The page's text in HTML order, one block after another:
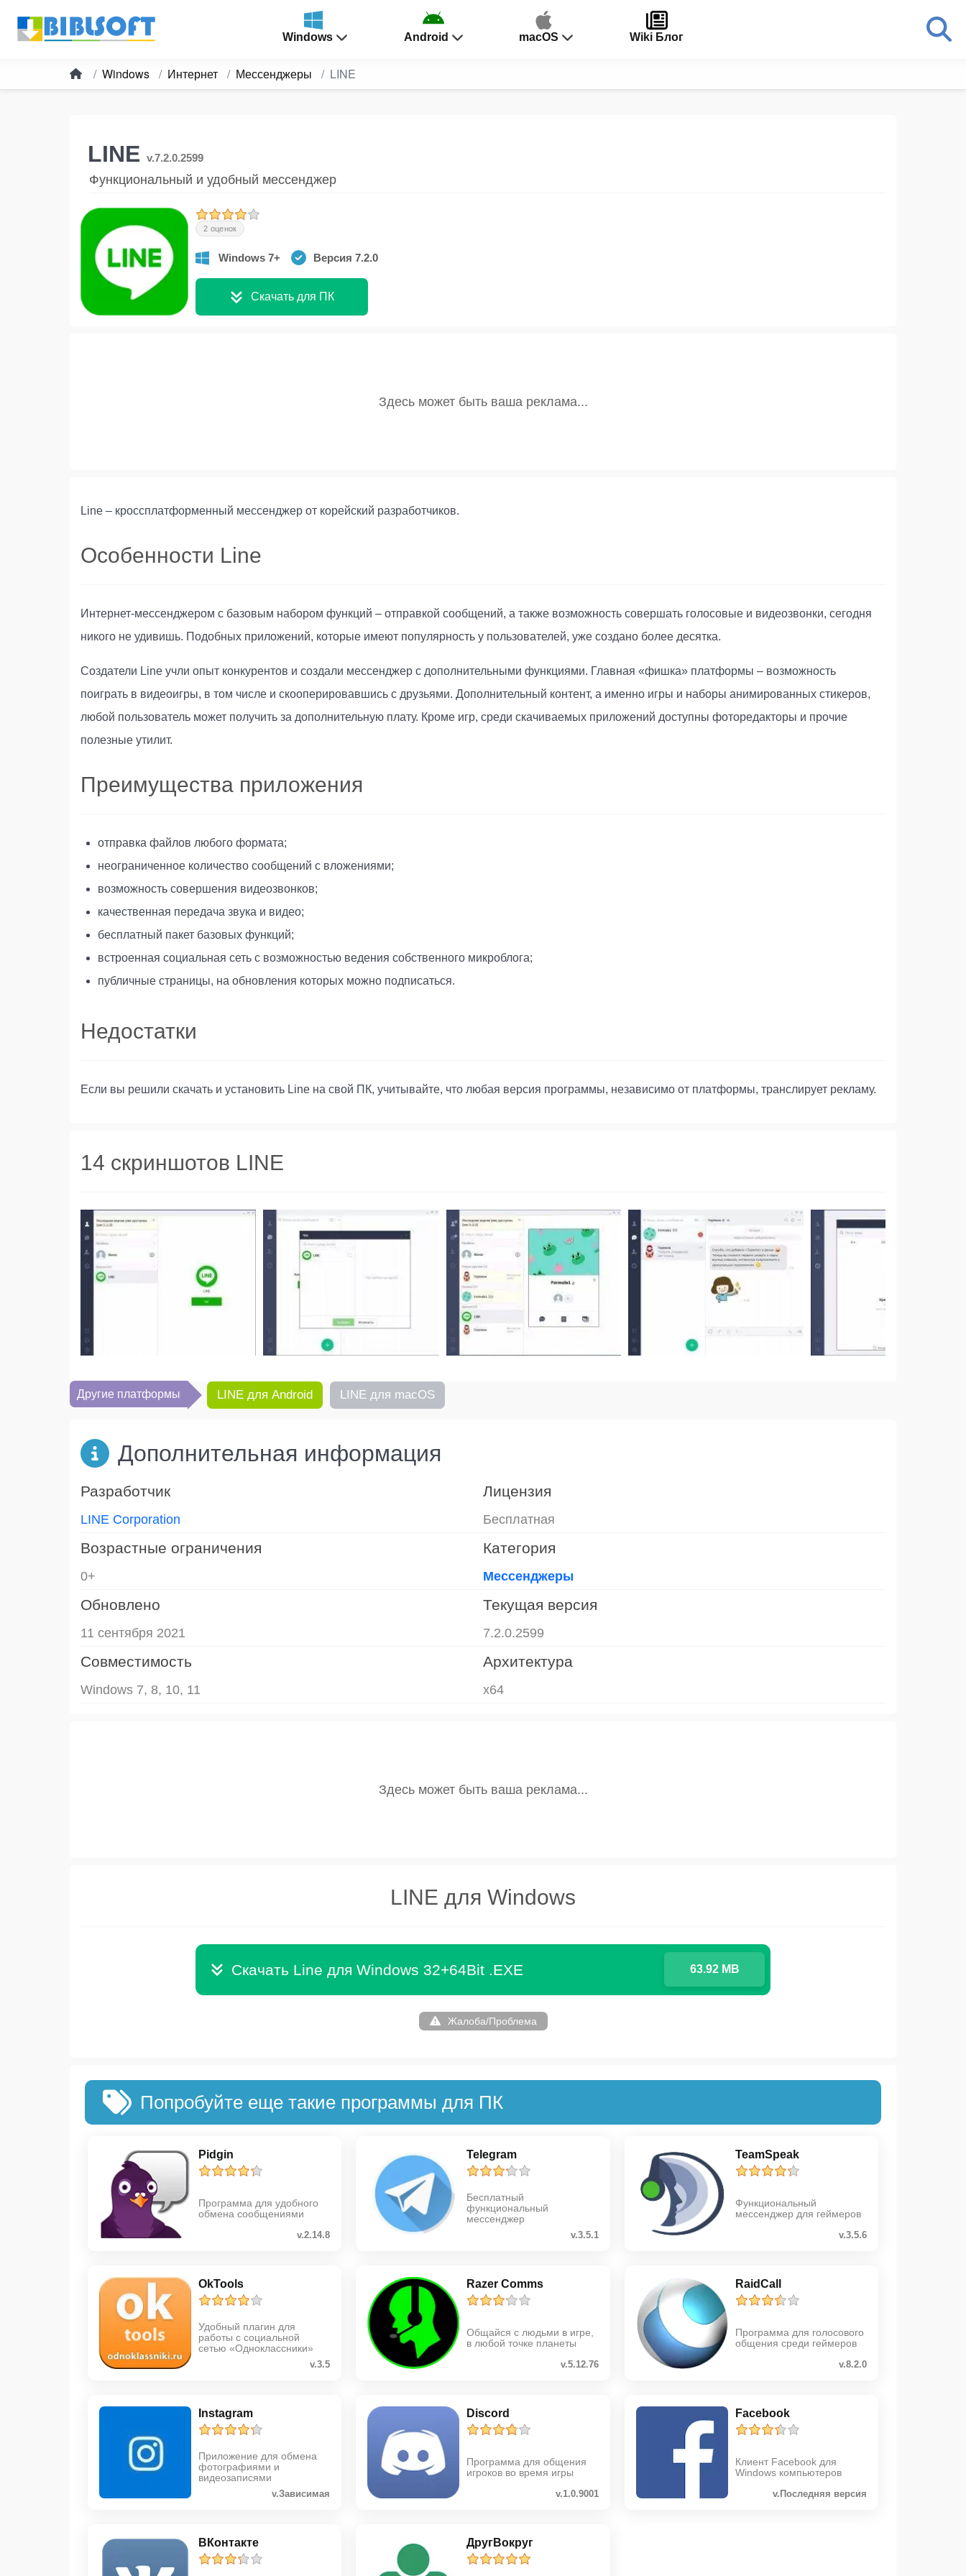
Windows Android macOS Wiki Блог
Windows Интернет Мессенджеры LINE
LINE v.7.2.0.2599
Функциональный и удобный мессенджер
2 оценок
Windows 7+ Версия 7.2.0
Скачать для ПК
Line – кроссплатформенный мессенджер от корейский разработчиков.
Особенности Line
Интернет-мессенджером с базовым набором функций – отправкой сообщений, а также возможность совершать голосовые и видеозвонки, сегодня
никого не удивишь. Подобных приложений, которые имеют популярность у пользователей, уже создано более десятка.
Создатели Line учли опыт конкурентов и создали мессенджер с дополнительными функциями. Главная «фишка» платформы – возможность
поиграть в видеоигры, в том числе и скооперировавшись с друзьями. Дополнительный контент, а именно игры и наборы анимированных стикеров,
любой пользователь может получить за дополнительную плату. Кроме игр, среди скачиваемых приложений доступны фоторедакторы и прочие
полезные утилит.
Преимущества приложения
отправка файлов любого формата;
неограниченное количество сообщений с вложениями;
возможность совершения видеозвонков;
качественная передача звука и видео;
бесплатный пакет базовых функций;
встроенная социальная сеть с возможностью ведения собственного микроблога;
публичные страницы, на обновления которых можно подписаться.
Недостатки
Если вы решили скачать и установить Line на свой ПК, учитывайте, что любая версия программы, независимо от платформы, транслирует рекламу.
14 скриншотов LINE
Другие платформы LINE для Android LINE для macOS
Дополнительная информация
Разработчик
LINE Corporation
Лицензия
Бесплатная
Возрастные ограничения
0+
Категория
Мессенджеры
Обновлено
11 сентября 2021
Текущая версия
7.2.0.2599
Совместимость
Windows 7, 8, 10, 11
Архитектура
x64
LINE для Windows
Скачать Line для Windows 32+64Bit .EXE 63.92 MB
Жалоба/Проблема
Попробуйте еще такие программы для ПК
Pidgin
Программа для удобного
обмена сообщениями
v.2.14.8
Telegram
Бесплатный
функциональный
мессенджер
v.3.5.1
TeamSpeak
Функциональный
мессенджер для геймеров
v.3.5.6
OkTools
Удобный плагин для
работы с социальной
сетью «Одноклассники»
v.3.5
Razer Comms
Общайся с людьми в игре,
в любой точке планеты
v.5.12.76
RaidCall
Программа для голосового
общения среди геймеров
v.8.2.0
Instagram
Приложение для обмена
фотографиями и
видеозаписями
v.Зависимая
Discord
Программа для общения
игроков во время игры
v.1.0.9001
Facebook
Клиент Facebook для
Windows компьютеров
v.Последняя версия
ВКонтакте ДругВокруг